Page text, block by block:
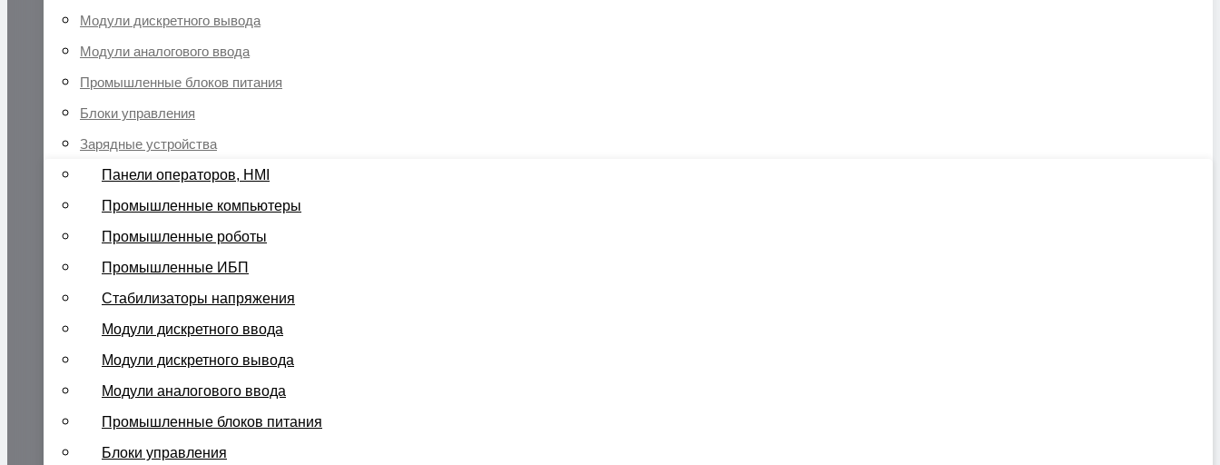
Модули дискретного вывода
Модули аналогового ввода
Промышленные блоков питания
Блоки управления
Зарядные устройства
Панели операторов, HMI
Промышленные компьютеры
Промышленные роботы
Промышленные ИБП
Стабилизаторы напряжения
Модули дискретного ввода
Модули дискретного вывода
Модули аналогового ввода
Промышленные блоков питания
Блоки управления